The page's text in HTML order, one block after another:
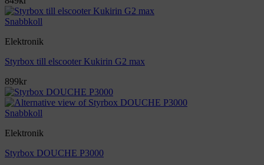
Snabbkoll
Elektronik
Styrbox till elscooter Kukirin G2 max
899kr
Snabbkoll
Elektronik
Styrbox DOUCHE P3000